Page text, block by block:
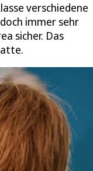
verschiedene
immer sehr
sicher. Das